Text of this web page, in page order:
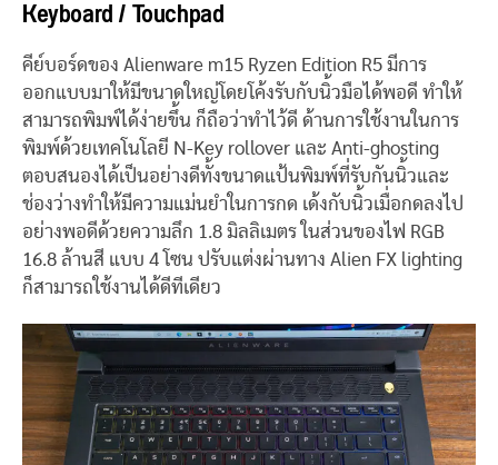
Keyboard / Touchpad
คีย์บอร์ดของ Alienware m15 Ryzen Edition R5 มีการ
ออกแบบมาให้มีขนาดใหญ่โดยโค้งรับกับนิ้วมือได้พอดี ทำให้
สามารถพิมพ์ได้ง่ายขึ้น ก็ถือว่าทำไว้ดี ด้านการใช้งานในการ
พิมพ์ด้วยเทคโนโลยี N-Key rollover และ Anti-ghosting
ตอบสนองได้เป็นอย่างดีทั้งขนาดแป้นพิมพ์ที่รับกันนิ้วและ
ช่องว่างทำให้มีความแม่นยำในการกด เด้งกับนิ้วเมื่อกดลงไป
อย่างพอดีด้วยความลึก 1.8 มิลลิเมตร ในส่วนของไฟ RGB
16.8 ล้านสี แบบ 4 โซน ปรับแต่งผ่านทาง Alien FX lighting
ก็สามารถใช้งานได้ดีทีเดียว